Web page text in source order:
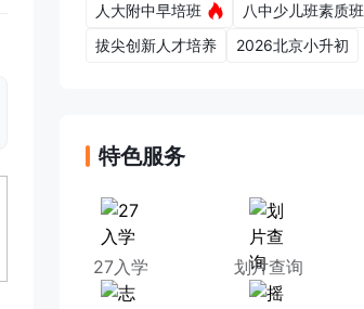
人大附中早培班
八中少儿班素质班
拔尖创新人才培养
2026北京小升初
特色服务
27入学 划片查询